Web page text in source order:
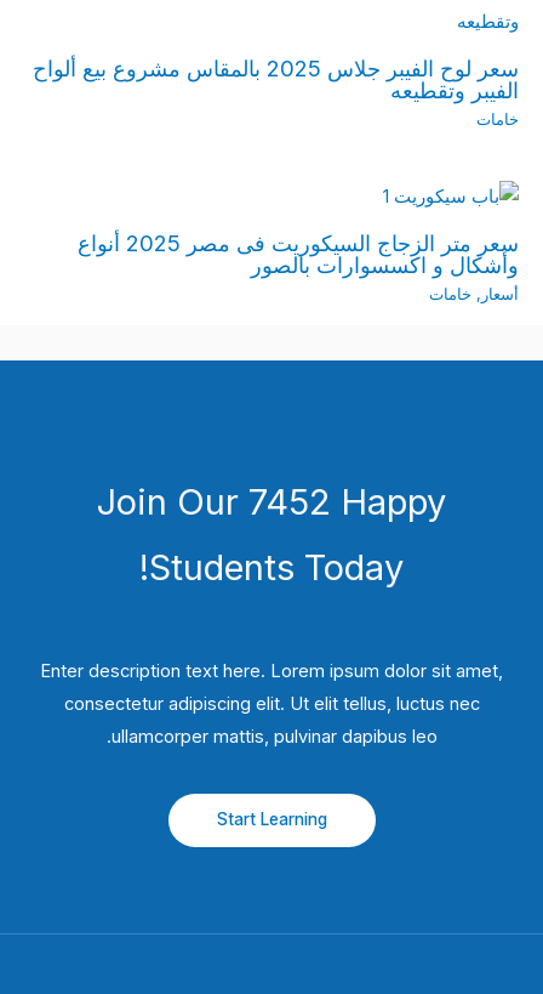
سعر لوح الفيبر جلاس 2025 بالمقاس مشروع بيع ألواح
الفيبر وتقطيعه
خامات
سعر متر الزجاج السيكوريت فى مصر 2025 أنواع
وأشكال و اكسسوارات بالصور
أسعار , خامات
Join Our 7452 Happy
Students​ Today!
Enter description text here. Lorem ipsum dolor sit amet,
consectetur adipiscing elit. Ut elit tellus, luctus nec
ullamcorper mattis, pulvinar dapibus leo.​
Start Learning